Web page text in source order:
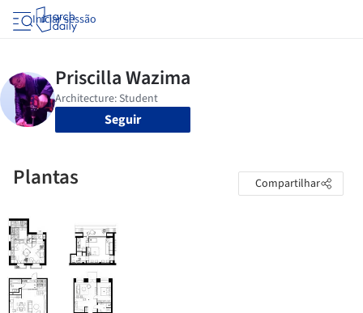
Iniciar sessão
Seguir
Plantas Compartilhar